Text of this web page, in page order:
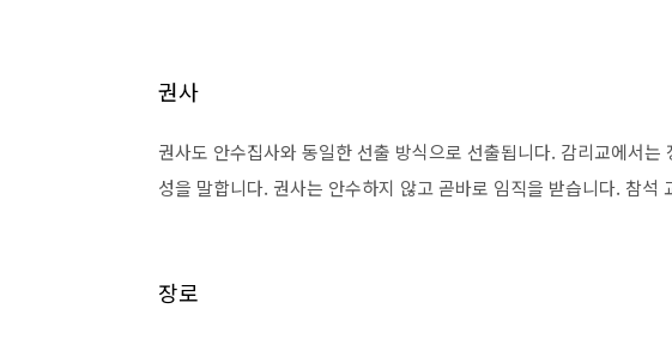
권사
권사도 안수집사와 동일한 선출 방식으로 선출됩니다. 감리교에서
성을 말합니다. 권사는 안수하지 않고 곧바로 임직을 받습니다. 참석
장로